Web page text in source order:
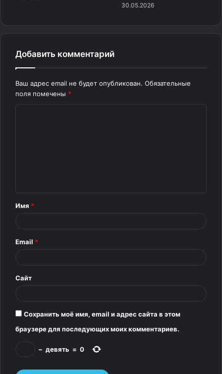
3.
30.05.2026
Добавить комментарий
Ваш адрес email не будет опубликован. Обязательные
поля помечены *
и
*
Имя *
Email *
Сайт
Сохранить моё имя, email и адрес сайта в этом
браузере для последующих моих комментариев.
− девять = 0